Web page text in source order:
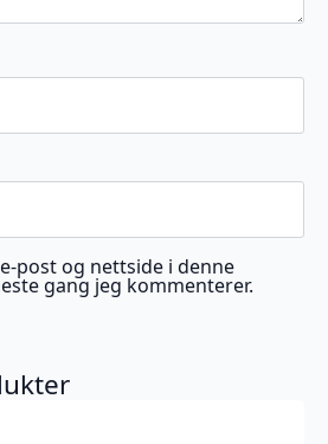
post og nettside i denne
gang jeg kommenterer.